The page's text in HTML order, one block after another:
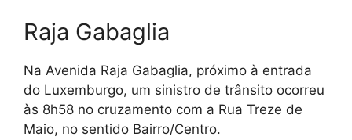
Raja Gabaglia
Na Avenida Raja Gabaglia, próximo à entrada
do Luxemburgo, um sinistro de trânsito ocorreu
às 8h58 no cruzamento com a Rua Treze de
Maio, no sentido Bairro/Centro.